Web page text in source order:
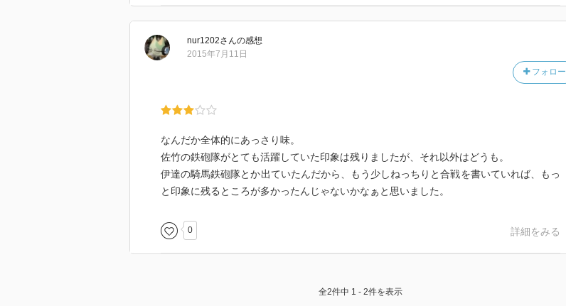
nur1202さんの感想
フォロー
2015年7月11日
なんだか全体的にあっさり味。
佐竹の鉄砲隊がとても活躍していた印象は残りましたが、それ以外はどうも。
伊達の騎馬鉄砲隊とか出ていたんだから、もう少しねっちりと合戦を書いていれば、もっ
と印象に残るところが多かったんじゃないかなぁと思いました。
0 詳細をみる
全2件中 1 - 2件を表示